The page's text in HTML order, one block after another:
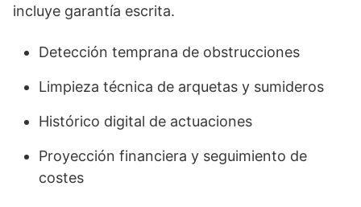
incluye garantía escrita.
Detección temprana de obstrucciones
Limpieza técnica de arquetas y sumideros
Histórico digital de actuaciones
Proyección financiera y seguimiento de
costes